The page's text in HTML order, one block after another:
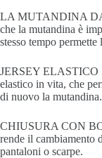
LA MUTANDINA
che la mutandina è
stesso tempo permette
JERSEY ELASTICO
elastico in vita, che
di nuovo la mutandina.
CHIUSURA CON
rende il cambiamento
pantaloni o scarpe.